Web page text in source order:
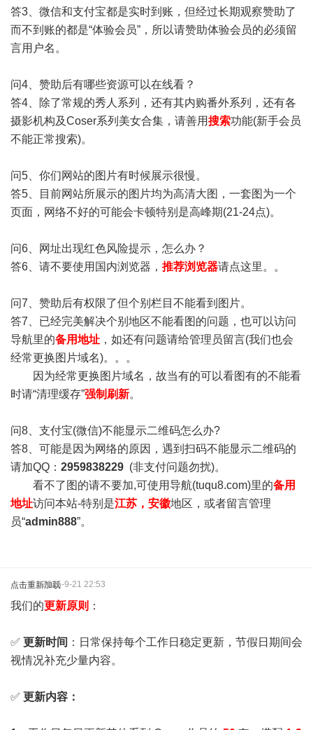
答3、微信和支付宝都是实时到账，但经过长期观察赞助了
而不到账的都是“体验会员”，所以请赞助体验会员的必须留
言用户名。
问4、赞助后有哪些资源可以在线看？
答4、除了常规的秀人系列，还有其内购番外系列，还有各
摄影机构及Coser系列美女合集，请善用搜索功能(新手会员
不能正常搜索)。
问5、你们网站的图片有时候展示很慢。
答5、目前网站所展示的图片均为高清大图，一套图为一个
页面，网络不好的可能会卡顿特别是高峰期(21-24点)。
问6、网址出现红色风险提示，怎么办？
答6、请不要使用国内浏览器， 推荐浏览器请点这里。。
问7、赞助后有权限了但个别栏目不能看到图片。
答7、已经完美解决个别地区不能看图的问题，也可以访问
导航里的备用地址 ，如还有问题请给管理员留言(我们也会
经常更换图片域名)。。。
因为经常更换图片域名，故当有的可以看图有的不能看
时请“清理缓存”强制刷新。
问8、支付宝(微信)不能显示二维码怎么办?
答8、可能是因为网络的原因，遇到扫码不能显示二维码的
请加QQ： 2959838229 (非支付问题勿扰)。
看不了图的请不要加,可使用导航(tuqu8.com)里的备用
地址访问本站-特别是江苏，安徽地区，或者留言管理
员“admin888”。
点击重新加载2025-9-21 22:53
我们的更新原则 ：
✅ 更新时间 ：日常保持每个工作日稳定更新，节假日期间会
视情况补充少量内容。
✅ 更新内容：